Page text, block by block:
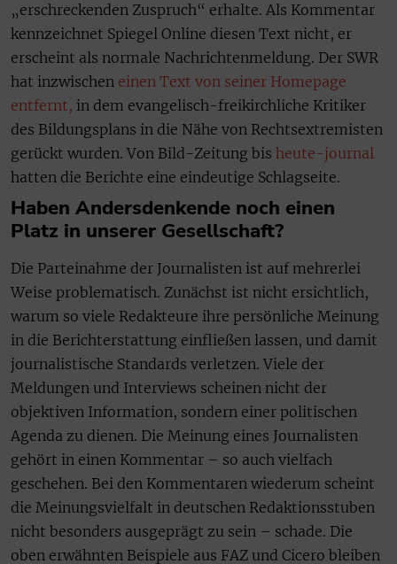
„erschreckenden Zuspruch“ erhalte. Als Kommentar
kennzeichnet Spiegel Online diesen Text nicht, er
erscheint als normale Nachrichtenmeldung. Der SWR
hat inzwischen einen Text von seiner Homepage
entfernt, in dem evangelisch-freikirchliche Kritiker
des Bildungsplans in die Nähe von Rechtsextremisten
gerückt wurden. Von Bild-Zeitung bis heute-journal
hatten die Berichte eine eindeutige Schlagseite.
Haben Andersdenkende noch einen
Platz in unserer Gesellschaft?
Die Parteinahme der Journalisten ist auf mehrerlei
Weise problematisch. Zunächst ist nicht ersichtlich,
warum so viele Redakteure ihre persönliche Meinung
in die Berichterstattung einfließen lassen, und damit
journalistische Standards verletzen. Viele der
Meldungen und Interviews scheinen nicht der
objektiven Information, sondern einer politischen
Agenda zu dienen. Die Meinung eines Journalisten
gehört in einen Kommentar – so auch vielfach
geschehen. Bei den Kommentaren wiederum scheint
die Meinungsvielfalt in deutschen Redaktionsstuben
nicht besonders ausgeprägt zu sein – schade. Die
oben erwähnten Beispiele aus FAZ und Cicero bleiben